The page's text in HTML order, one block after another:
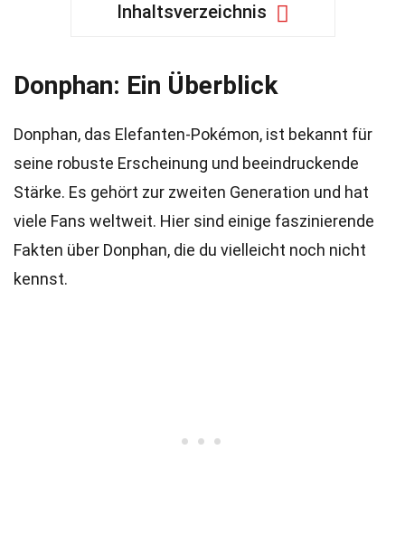
Inhaltsverzeichnis
Donphan: Ein Überblick
Donphan, das Elefanten-Pokémon, ist bekannt für
seine robuste Erscheinung und beeindruckende
Stärke. Es gehört zur zweiten Generation und hat
viele Fans weltweit. Hier sind einige faszinierende
Fakten über Donphan, die du vielleicht noch nicht
kennst.